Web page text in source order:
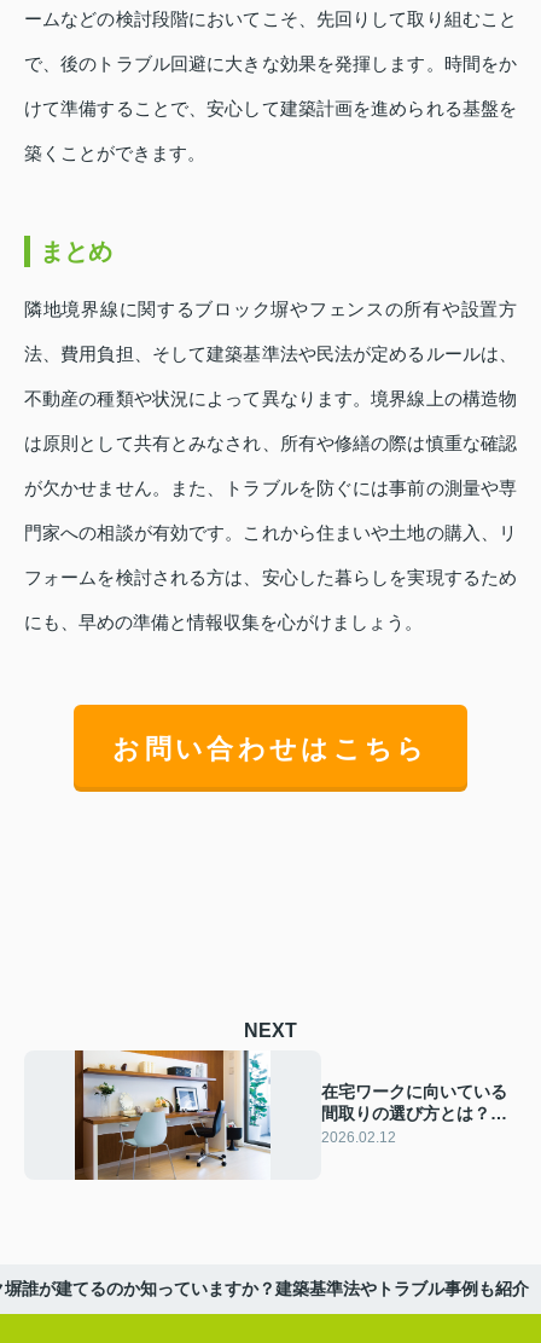
ームなどの検討段階においてこそ、先回りして取り組むこと
で、後のトラブル回避に大きな効果を発揮します。時間をか
けて準備することで、安心して建築計画を進められる基盤を
築くことができます。
まとめ
隣地境界線に関するブロック塀やフェンスの所有や設置方
法、費用負担、そして建築基準法や民法が定めるルールは、
不動産の種類や状況によって異なります。境界線上の構造物
は原則として共有とみなされ、所有や修繕の際は慎重な確認
が欠かせません。また、トラブルを防ぐには事前の測量や専
門家への相談が有効です。これから住まいや土地の購入、リ
フォームを検討される方は、安心した暮らしを実現するため
にも、早めの準備と情報収集を心がけましょう。
お問い合わせはこちら
NEXT
在宅ワークに向いている
間取りの選び方とは？防
音や音漏れトラブルを防
2026.02.12
誰が建てるのか知っていますか？建築基準法やトラブル事例も紹介